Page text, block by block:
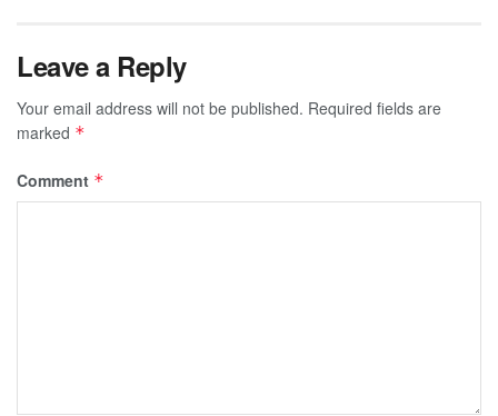
Leave a Reply
Your email address will not be published. Required fields are
marked *
Comment *